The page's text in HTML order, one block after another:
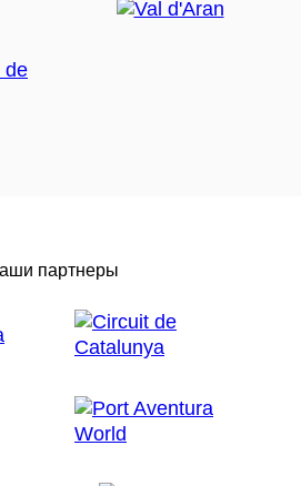
партнеры